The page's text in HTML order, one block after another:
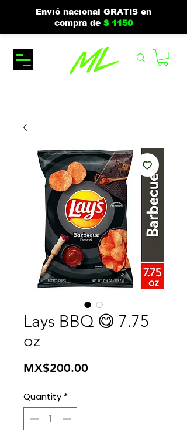
Envió nacional GRATIS en
compra de $ 1150
Lays BBQ 😋 7.75
oz
MX$200.00
Quantity *